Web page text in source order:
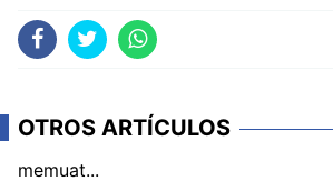
OTROS ARTÍCULOS
memuat...